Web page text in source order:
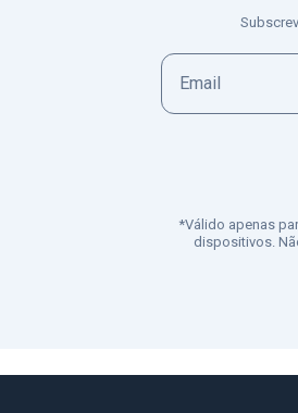
*Válido apenas
dispositivos.